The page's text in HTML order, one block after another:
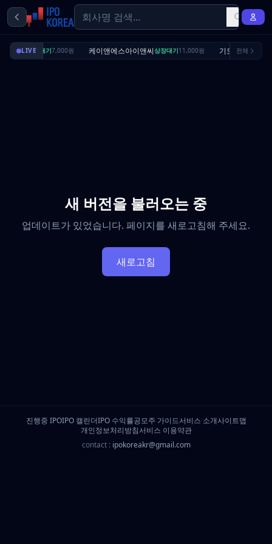
LIVE
리셔스상장대기7,000원 케이앤에스아이앤씨상장대기11,000원 기도산업수요예
전체
새 버전을 불러오는 중
업데이트가 있었습니다. 페이지를 새로고침해 주세요.
새로고침
진행중 IPOIPO 캘린더IPO 수익률공모주 가이드서비스 소개사이트맵
개인정보처리방침서비스 이용약관
contact : ipokoreakr@gmail.com